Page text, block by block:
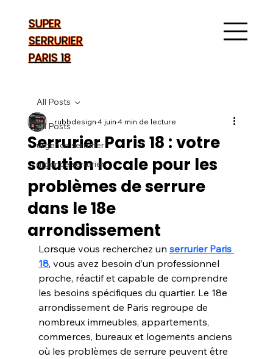
SUPER
SERRURIER
PARIS 18
All Posts
urgence serrurier
urgence serrurier
All Posts
Serrurier Paris 18 : votre
solution locale pour les
problèmes de serrure
dans le 18e
arrondissement
rubbdesign4 juin4 min de lecture
Lorsque vous recherchez un serrurier Paris
18, vous avez besoin d’un professionnel
proche, réactif et capable de comprendre
les besoins spécifiques du quartier. Le 18e
arrondissement de Paris regroupe de
nombreux immeubles, appartements,
commerces, bureaux et logements anciens
où les problèmes de serrure peuvent être